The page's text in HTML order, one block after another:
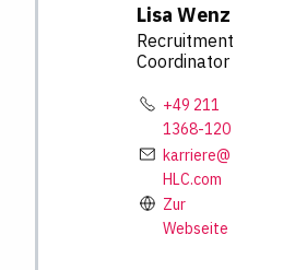
Lisa Wenz
Recruitment
Coordinator
+49 211
1368-120
karriere@
HLC.com
Zur
Webseite